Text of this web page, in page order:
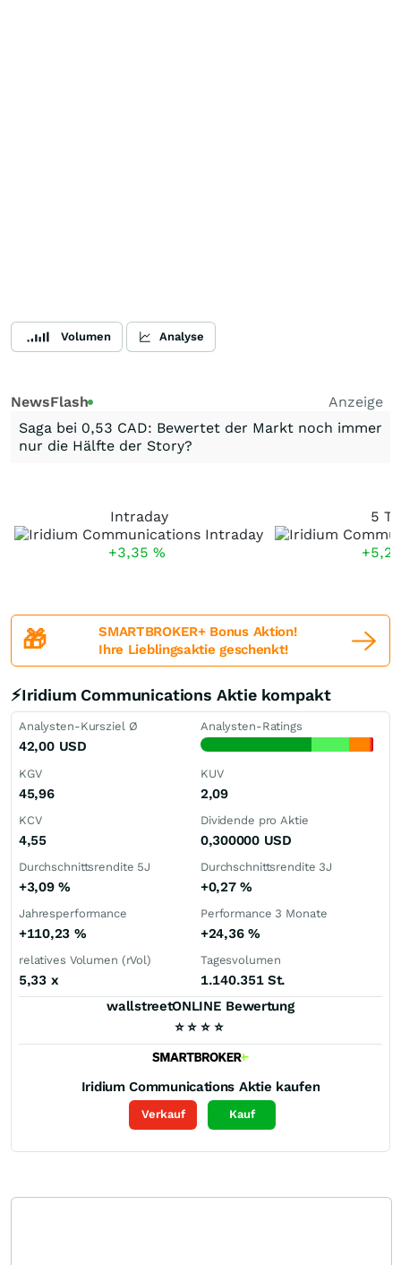
Volumen Analyse
NewsFlash
Anzeige
Saga bei 0,53 CAD: Bewertet der Markt noch immer
nur die Hälfte der Story?
Intraday
+3,35 %
5
🎁
SMARTBROKER+ Bonus Aktion!
Ihre Lieblingsaktie geschenkt!
⚡Iridium Communications Aktie kompakt
Analysten-Kursziel Ø
42,00 USD
Analysten-Ratings
KGV
45,96
KUV
2,09
KCV
4,55
Dividende pro Aktie
0,300000 USD
Durchschnittsrendite 5J
+3,09%
Durchschnittsrendite 3J
+0,27%
Jahresperformance
+110,23 %
Performance 3 Monate
+24,36 %
relatives Volumen (rVol)
5,33 x
Tagesvolumen
1.140.351 St.
wallstreetONLINE Bewertung
⭐ ⭐ ⭐ ⭐
Iridium Communications Aktie kaufen
Verkauf Kauf